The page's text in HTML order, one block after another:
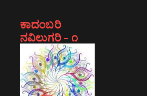
ಕಾದಂಬರಿ
ನವಿಲುಗರಿ – ೧